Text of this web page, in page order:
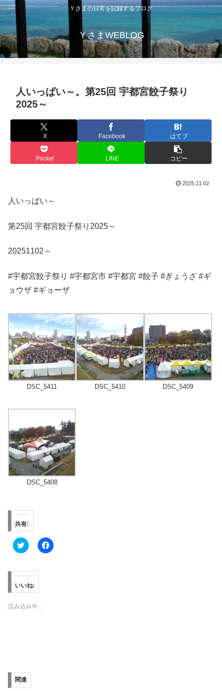
Ｙさまの日常を記録するブログ
ＹさまWEBLOG
人いっぱい～。第25回 宇都宮餃子祭り
2025～
X Facebook はてブ
Pocket LINE コピー
2025.11.02
人いっぱい～
第25回 宇都宮餃子祭り2025～
20251102～
#宇都宮餃子祭り #宇都宮市 #宇都宮 #餃子 #ぎょうざ #ギ
ョウザ #ギョーザ
DSC_5411 DSC_5410 DSC_5409
DSC_5408
共有:
ク
リ
し
て
T
w
i
t
ウ
ィ
ン
F
a
いいね:
読み込み中…
関連